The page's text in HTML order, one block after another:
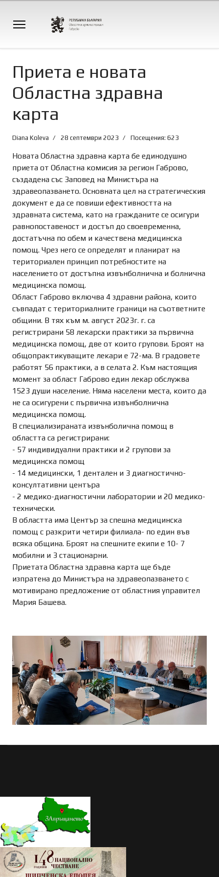
Приета е новата
Областна здравна
карта
Diana Koleva 28 септември 2023 Посещения: 623
Новата Областна здравна карта бе единодушно
приета от Областна комисия за регион Габрово,
създадена със Заповед на Министъра на
здравеопазването. Основната цел на стратегическия
документ е да се повиши ефективността на
здравната система, като на гражданите се осигури
равнопоставеност и достъп до своевременна,
достатъчна по обем и качествена медицинска
помощ. Чрез него се определят и планират на
териториален принцип потребностите на
населението от достъпна извънболнична и болнична
медицинска помощ.
Област Габрово включва 4 здравни района, които
съвпадат с териториалните граници на съответните
общини. В тях към м. август 2023г. г. са
регистрирани 58 лекарски практики за първична
медицинска помощ, две от които групови. Броят на
общопрактикуващите лекари е 72-ма. В градовете
работят 56 практики, а в селата 2. Към настоящия
момент за област Габрово един лекар обслужва
1523 души население. Няма населени места, които да
не са осигурени с първична извънболнична
медицинска помощ.
В специализираната извънболична помощ в
областта са регистрирани:
- 57 индивидуални практики и 2 групови за
медицинска помощ
- 14 медицински, 1 дентален и 3 диагностично-
консултативни центъра
- 2 медико-диагностични лаборатории и 20 медико-
технически.
В областта има Център за спешна медицинска
помощ с разкрити четири филиала- по един във
всяка община. Броят на спешните екипи е 10- 7
мобилни и 3 стационарни.
Приетата Областна здравна карта ще бъде
изпратена до Министъра на здравеопазването с
мотивирано предложение от областния управител
Мария Башева.